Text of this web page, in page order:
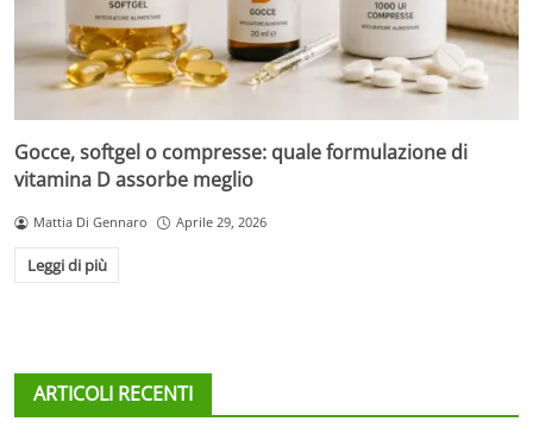
Gocce, softgel o compresse: quale formulazione di
vitamina D assorbe meglio
Mattia Di Gennaro Aprile 29, 2026
Leggi di più
ARTICOLI RECENTI